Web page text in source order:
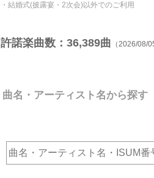
・結婚式(披露宴・2次会)以外でのご利用
許諾楽曲数： 36,389曲 （2026/08/
曲名・アーティスト名から探す